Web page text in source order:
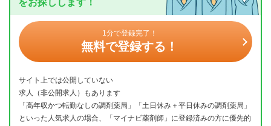
をお探しします！
1分で登録完了！
無料で登録する！
サイト上では公開していない
求人（非公開求人）もあります
「高年収かつ転勤なしの調剤薬局」「土日休み＋平日休みの調剤薬局」
といった人気求人の場合、「マイナビ薬剤師」に登録済みの方に優先的